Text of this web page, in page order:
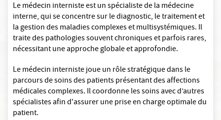
Le médecin interniste est un spécialiste de la médecine
interne, qui se concentre sur le diagnostic, le traitement et
la gestion des maladies complexes et multisystémiques. Il
traite des pathologies souvent chroniques et parfois rares,
nécessitant une approche globale et approfondie.
Le médecin interniste joue un rôle stratégique dans le
parcours de soins des patients présentant des affections
médicales complexes. Il coordonne les soins avec d’autres
spécialistes afin d'assurer une prise en charge optimale du
patient.